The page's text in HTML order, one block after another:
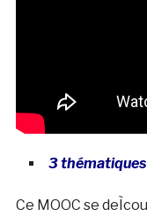
3 thématiques
Ce MOOC se